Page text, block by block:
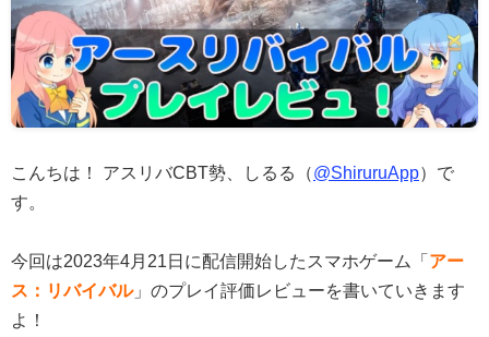
こんちは！ アスリバCBT勢、しるる（@ShiruruApp）で
す。
今回は2023年4月21日に配信開始したスマホゲーム「 アー
ス：リバイバル」のプレイ評価レビューを書いていきます
よ！